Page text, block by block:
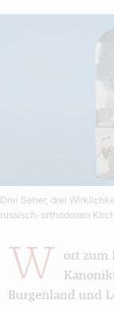
Drei Seher, drei
russisch-orthodoxen
W
ort zum
Burgenland und